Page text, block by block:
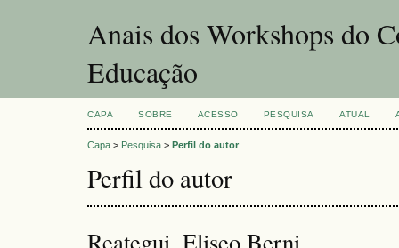
Anais dos Workshops do
Educação
CAPA SOBRE ACESSO PESQUISA ATUAL
Capa > Pesquisa > Perfil do autor
Perfil do autor